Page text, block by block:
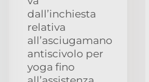
dall’inchiesta
relativa
all’asciugamano
antiscivolo per
yoga fino